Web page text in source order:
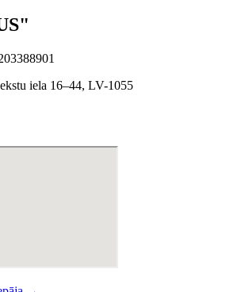
iela 16–44, LV-1055